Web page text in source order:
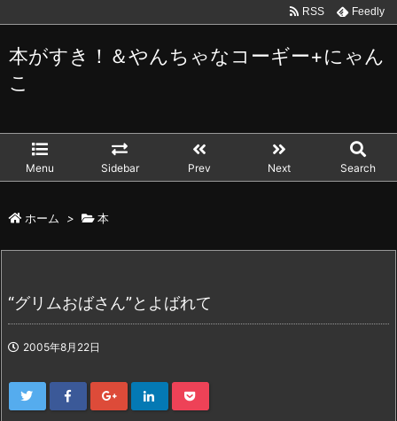
本がすき！＆やんちゃなコーギー+にゃん
こ
Menu Sidebar Prev Next Search
RSS Feedly
ホーム > 本
“グリムおばさん”とよばれて
2005年8月22日